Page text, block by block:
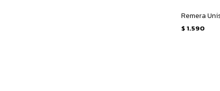
$ 1.590